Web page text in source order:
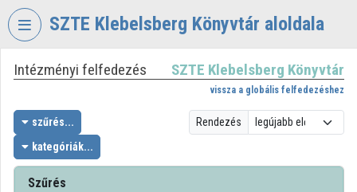
Fejléc kihagyása
SZTE Klebelsberg Könyvtár aloldala
VIDEOTORIUM
SZTE
KLEBELSBERG
KÖNYVTÁR
Intézményi kezdőlap
Intézményi felfedezés SZTE Klebelsberg Könyvtár
vissza a globális felfedezéshez
szűrés...
kategóriák...
Rendezés
Szűrés